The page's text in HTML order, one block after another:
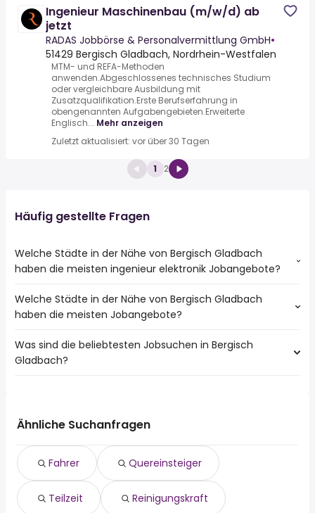
Ingenieur Maschinenbau (m/w/d) ab
jetzt
RADAS Jobbörse & Personalvermittlung GmbH•
51429 Bergisch Gladbach, Nordrhein-Westfalen
MTM- und REFA-Methoden
anwenden.Abgeschlossenes technisches Studium
oder vergleichbare Ausbildung mit
Zusatzqualifikation.Erste Berufserfahrung in
obengenannten Aufgabengebieten.Erweiterte
Englisch... Mehr anzeigen
Zuletzt aktualisiert: vor über 30 Tagen
1 2
Häufig gestellte Fragen
Welche Städte in der Nähe von Bergisch Gladbach
haben die meisten ingenieur elektronik Jobangebote?
Städte in der Nähe von Bergisch Gladbach mit den
meisten ingenieur elektronik Jobs:
Welche Städte in der Nähe von Bergisch Gladbach
haben die meisten Jobangebote?
10 Städte in der Nähe von Bergisch Gladbach mit den
meisten Jobangeboten:
Remscheid
Hürth
Langenfeld (Rheinland)
Frechen
Was sind die beliebtesten Jobsuchen in Bergisch
Gladbach?
quereinsteiger
reinigungskraft
aushilfe
wochenende
homeoffice
Ähnliche Suchanfragen
Fahrer Quereinsteiger
Teilzeit Reinigungskraft